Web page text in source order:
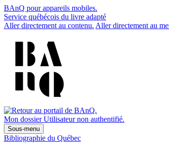
BAnQ pour appareils mobiles.
Service québécois du livre adapté
Aller directement au contenu. Aller directement au
Mon dossier Utilisateur non authentifié.
Sous-menu
Bibliographie du Québec